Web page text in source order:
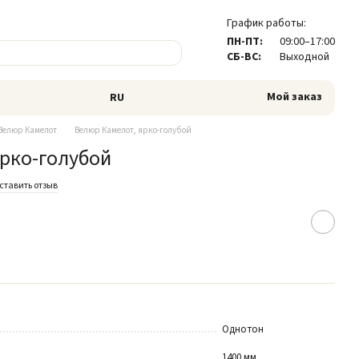
График работы:
ПН-ПТ:
09:00–17:00
СБ-ВС:
Выходной
RU Мой заказ
Камелот Велюр Камелот, ярко-голубой
голубой
отзыв
Однотон